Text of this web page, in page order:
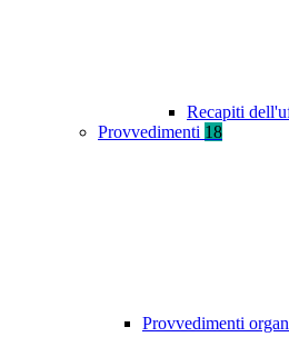
Recapiti
Provvedimenti 18
Provvedimenti